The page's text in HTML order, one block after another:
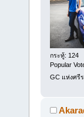
กระทู้: 124
Popular
GC แห่งศรี